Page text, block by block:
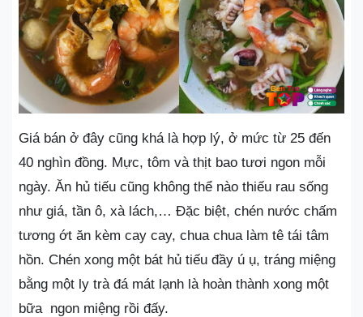
Giá bán ở đây cũng khá là hợp lý, ở mức từ 25 đến
40 nghìn đồng. Mực, tôm và thịt bao tươi ngon mỗi
ngày. Ăn hủ tiếu cũng không thể nào thiếu rau sống
như giá, tần ô, xà lách,… Đặc biệt, chén nước chấm
tương ớt ăn kèm cay cay, chua chua làm tê tái tâm
hồn. Chén xong một bát hủ tiếu đầy ú ụ, tráng miệng
bằng một ly trà đá mát lạnh là hoàn thành xong một
bữa ngon miệng rồi đấy.